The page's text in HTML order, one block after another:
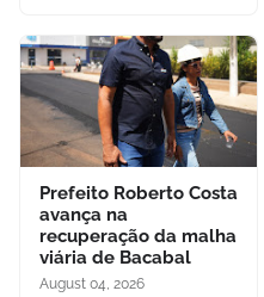
Prefeito Roberto Costa
avança na
recuperação da malha
viária de Bacabal
August 04, 2026